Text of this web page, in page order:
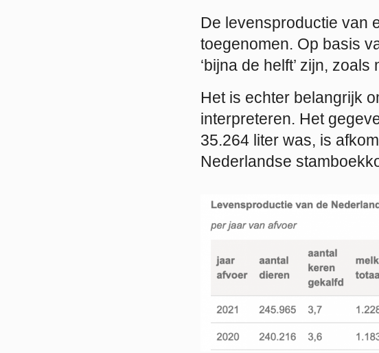
De levensproductie van
toegenomen. Op basis
‘bijna de helft’ zijn,
Het is echter belangrijk
interpreteren. Het
35.264 liter was, is
Nederlandse